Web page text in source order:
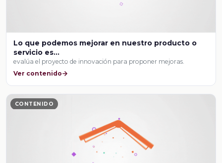
Lo que podemos mejorar en nuestro producto o
servicio es...
evalúa el proyecto de innovación para proponer mejoras.
Ver contenido
CONTENIDO